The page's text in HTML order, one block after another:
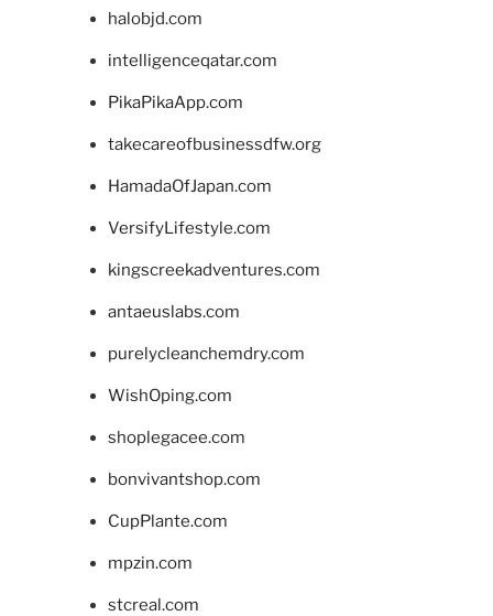
halobjd.com
intelligenceqatar.com
PikaPikaApp.com
takecareofbusinessdfw.org
HamadaOfJapan.com
VersifyLifestyle.com
kingscreekadventures.com
antaeuslabs.com
purelycleanchemdry.com
WishOping.com
shoplegacee.com
bonvivantshop.com
CupPlante.com
mpzin.com
stcreal.com